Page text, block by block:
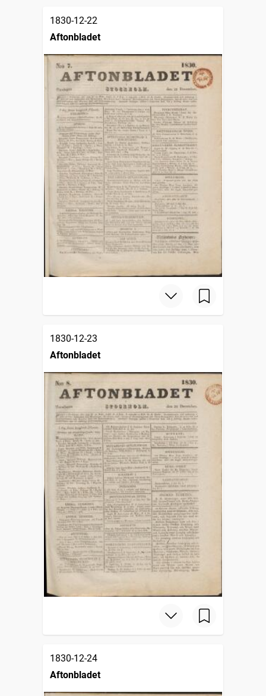
1830-12-22
Aftonbladet
1830-12-23
Aftonbladet
1830-12-24
Aftonbladet